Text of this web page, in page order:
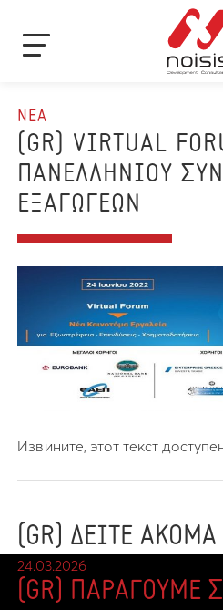
ΝΕΑ
(GR) VIRTUAL
ΠΑΝΕΛΛΗΝΙΟΥ
ΕΞΑΓΩΓΕΩΝ
Извините, этот текст
(GR) ΔΕΙΤΕ ΑΚΟΜΑ
24.03.2026
(GR) ΠΑΡΑΓΟΥΜΕ